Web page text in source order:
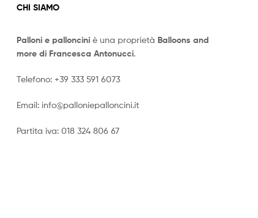
CHI SIAMO
Palloni e palloncini è una proprietà Balloons and
more di Francesca Antonucci.
Telefono: +39 333 591 6073
Email: info@palloniepalloncini.it
Partita iva: 018 324 806 67